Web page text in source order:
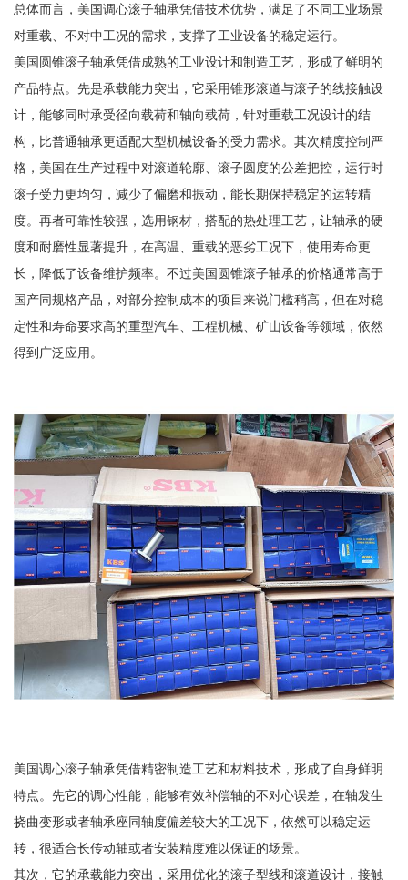
总体而言，美国调心滚子轴承凭借技术优势，满足了不同工业场景
对重载、不对中工况的需求，支撑了工业设备的稳定运行。
美国圆锥滚子轴承凭借成熟的工业设计和制造工艺，形成了鲜明的
产品特点。先是承载能力突出，它采用锥形滚道与滚子的线接触设
计，能够同时承受径向载荷和轴向载荷，针对重载工况设计的结
构，比普通轴承更适配大型机械设备的受力需求。其次精度控制严
格，美国在生产过程中对滚道轮廓、滚子圆度的公差把控，运行时
滚子受力更均匀，减少了偏磨和振动，能长期保持稳定的运转精
度。再者可靠性较强，选用钢材，搭配的热处理工艺，让轴承的硬
度和耐磨性显著提升，在高温、重载的恶劣工况下，使用寿命更
长，降低了设备维护频率。不过美国圆锥滚子轴承的价格通常高于
国产同规格产品，对部分控制成本的项目来说门槛稍高，但在对稳
定性和寿命要求高的重型汽车、工程机械、矿山设备等领域，依然
得到广泛应用。
美国调心滚子轴承凭借精密制造工艺和材料技术，形成了自身鲜明
特点。先它的调心性能，能够有效补偿轴的不对心误差，在轴发生
挠曲变形或者轴承座同轴度偏差较大的工况下，依然可以稳定运
转，很适合长传动轴或者安装精度难以保证的场景。
其次，它的承载能力突出，采用优化的滚子型线和滚道设计，接触